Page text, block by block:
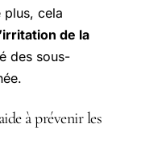
plus, cela
de la
des sous-
à prévenir les